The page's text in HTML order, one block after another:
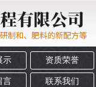
示 资质荣誉
言 联系我们